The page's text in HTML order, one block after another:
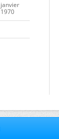
janvier
1970